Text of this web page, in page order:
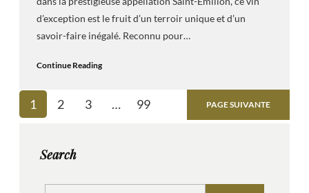
d’exception est le fruit d’un terroir unique et d’un
savoir-faire inégalé. Reconnu pour…
Continue Reading
1 2 3 … 99 PAGE SUIVANTE
Search